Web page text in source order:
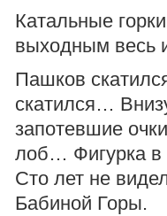
Катальные
выходным весь
Пашков
скатился…
запотевшие
лоб… Фигурка в
Сто лет не
Бабиной Горы.